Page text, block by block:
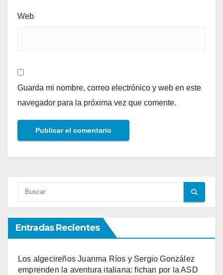
Web
Guarda mi nombre, correo electrónico y web en este
navegador para la próxima vez que comente.
Entradas Recientes
Los algecireños Juanma Ríos y Sergio González
emprenden la aventura italiana: fichan por la ASD